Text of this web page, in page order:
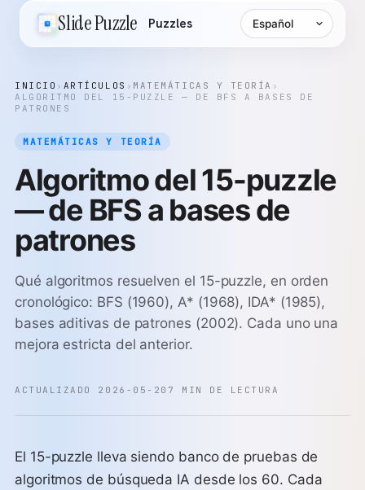
Slide Puzzle Puzzles Idioma
INICIO › ARTÍCULOS › MATEMÁTICAS Y TEORÍA ›
ALGORITMO DEL 15-PUZZLE — DE BFS A BASES DE
PATRONES
MATEMÁTICAS Y TEORÍA
Algoritmo del 15-puzzle
— de BFS a bases de
patrones
Qué algoritmos resuelven el 15-puzzle, en orden
cronológico: BFS (1960), A* (1968), IDA* (1985),
bases aditivas de patrones (2002). Cada uno una
mejora estricta del anterior.
ACTUALIZADO 2026-05-20 7 MIN DE LECTURA
El 15-puzzle lleva siendo banco de pruebas de
algoritmos de búsqueda IA desde los 60. Cada